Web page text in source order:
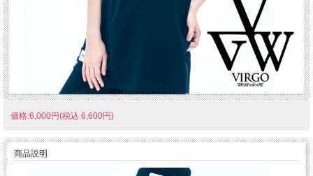
価格:6,000円(税込 6,600円)
商品説明